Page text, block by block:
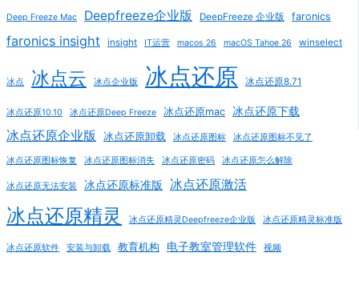
Deep Freeze Mac Deepfreeze企业版 DeepFreeze 企业版 faronics
faronics insight insight IT运营 macos 26 macOS Tahoe 26 winselect
冰点 冰点云 冰点企业版 冰点还原 冰点还原8.71
冰点还原10.10 冰点还原Deep Freeze 冰点还原mac 冰点还原下载
冰点还原企业版 冰点还原卸载 冰点还原图标 冰点还原图标不见了
冰点还原图标恢复 冰点还原图标消失 冰点还原密码 冰点还原怎么解除
冰点还原无法安装 冰点还原标准版 冰点还原激活
冰点还原精灵 冰点还原精灵Deepfreeze企业版 冰点还原精灵标准版
冰点还原软件 安装与卸载 教育机构 电子教室管理软件 视频